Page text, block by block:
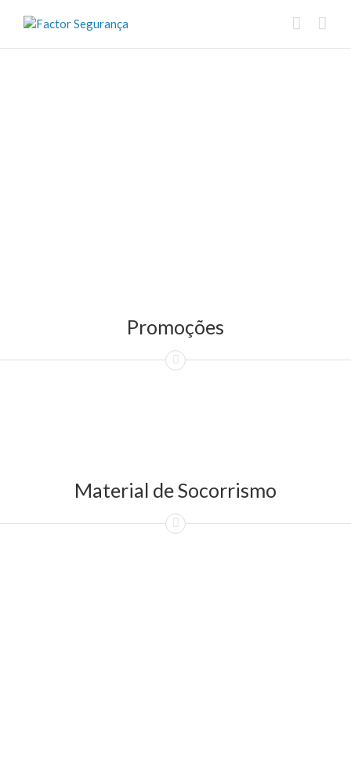
Promoções
Material de Socorrismo